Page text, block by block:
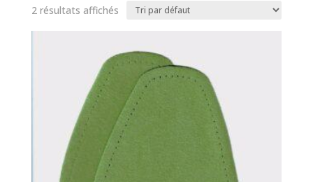
2 résultats affichés